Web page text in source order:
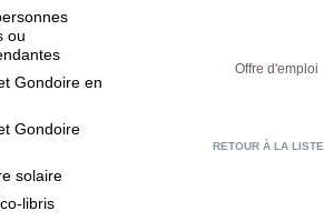
ou
Gondoire en
Gondoire
solaire
libris
Offre d'emploi
RETOUR À LA LISTE